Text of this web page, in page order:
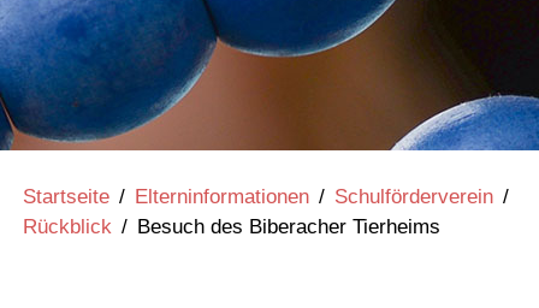
Startseite / Elterninformationen / Schulförderverein /
Rückblick / Besuch des Biberacher Tierheims